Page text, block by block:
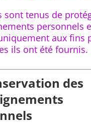
sont tenus de
personnels
aux fins
ils ont été fournis.
des